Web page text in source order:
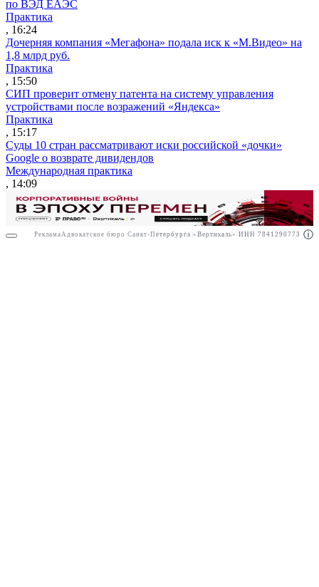
Реклама АО"Право.ру" ИНН: 7708095468
по ВЭД ЕАЭС
Практика
, 16:24
Дочерняя компания «Мегафона» подала иск к «М.Видео» на
1,8 млрд руб.
Практика
, 15:50
СИП проверит отмену патента на систему управления
устройствами после возражений «Яндекса»
Практика
, 15:17
Суды 10 стран рассматривают иски российской «дочки»
Google о возврате дивидендов
Международная практика
, 14:09
Реклама Адвокатское бюро Санкт-Петербурга «Вертикаль» ИНН 7841290773